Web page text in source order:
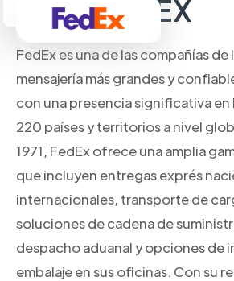
Sobre FedEX
FedEx es una de las compañías
mensajería más grandes y
con una presencia significativa en
220 países y territorios a nivel
1971, FedEx ofrece una amplia
que incluyen entregas exprés
internacionales, transporte de
soluciones de cadena de
despacho aduanal y opciones de
embalaje en sus oficinas. Con su